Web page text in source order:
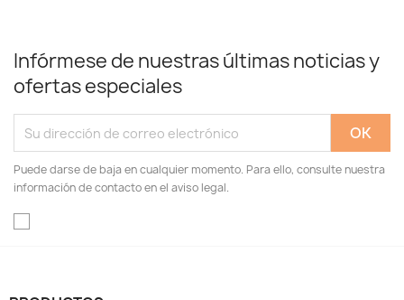
Infórmese de nuestras últimas noticias y
ofertas especiales
Puede darse de baja en cualquier momento. Para ello, consulte nuestra
información de contacto en el aviso legal.